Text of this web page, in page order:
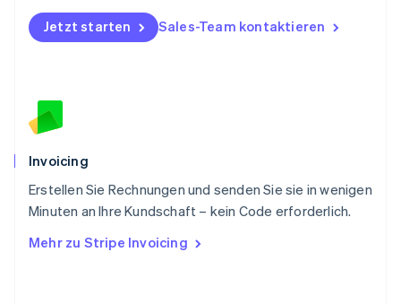
Jetzt starten Sales-Team kontaktieren
Invoicing
Erstellen Sie Rechnungen und senden Sie sie in wenigen
Minuten an Ihre Kundschaft – kein Code erforderlich.
Mehr zu Stripe Invoicing
Portugal
PortuguêsEnglish
Schweden
Schweiz
Singapur
English简体中文
Slowakei
Slowenien